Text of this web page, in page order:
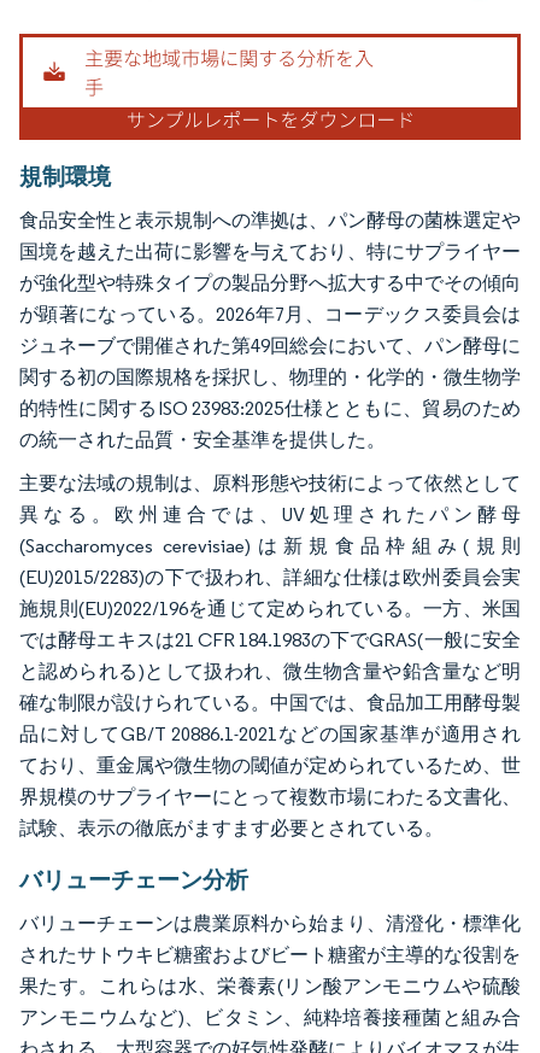
画像 © Mordor Intelligence。再利用にはCC BY 4.0の表示が必要です。
規制環境
食品安全性と表示規制への準拠は、パン酵母の菌株選定や
国境を越えた出荷に影響を与えており、特にサプライヤー
が強化型や特殊タイプの製品分野へ拡大する中でその傾向
が顕著になっている。2026年7月、コーデックス委員会は
ジュネーブで開催された第49回総会において、パン酵母に
関する初の国際規格を採択し、物理的・化学的・微生物学
的特性に関するISO 23983:2025仕様とともに、貿易のため
の統一された品質・安全基準を提供した。
主要な法域の規制は、原料形態や技術によって依然として
異なる。欧州連合では、UV処理されたパン酵母
(Saccharomyces cerevisiae)は新規食品枠組み(規則
(EU)2015/2283)の下で扱われ、詳細な仕様は欧州委員会実
施規則(EU)2022/196を通じて定められている。一方、米国
では酵母エキスは21 CFR 184.1983の下でGRAS(一般に安全
と認められる)として扱われ、微生物含量や鉛含量など明
確な制限が設けられている。中国では、食品加工用酵母製
品に対してGB/T 20886.1-2021などの国家基準が適用され
ており、重金属や微生物の閾値が定められているため、世
界規模のサプライヤーにとって複数市場にわたる文書化、
試験、表示の徹底がますます必要とされている。
バリューチェーン分析
バリューチェーンは農業原料から始まり、清澄化・標準化
されたサトウキビ糖蜜およびビート糖蜜が主導的な役割を
果たす。これらは水、栄養素(リン酸アンモニウムや硫酸
アンモニウムなど)、ビタミン、純粋培養接種菌と組み合